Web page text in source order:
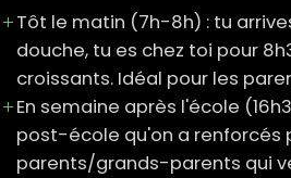
Tôt le matin (7h-8h) : tu
douche, tu es chez toi pour
croissants. Idéal pour les
En semaine après l'école
post-école qu'on a renforcés
parents/grands-parents qui